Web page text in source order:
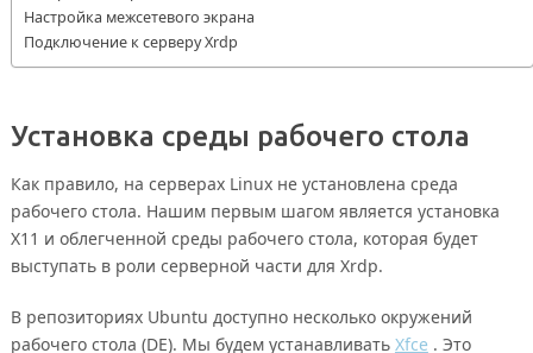
Настройка межсетевого экрана
Подключение к серверу Xrdp
Установка среды рабочего стола
Как правило, на серверах Linux не установлена среда
рабочего стола. Нашим первым шагом является установка
X11 и облегченной среды рабочего стола, которая будет
выступать в роли серверной части для Xrdp.
В репозиториях Ubuntu доступно несколько окружений
рабочего стола (DE). Мы будем устанавливать Xfce . Это